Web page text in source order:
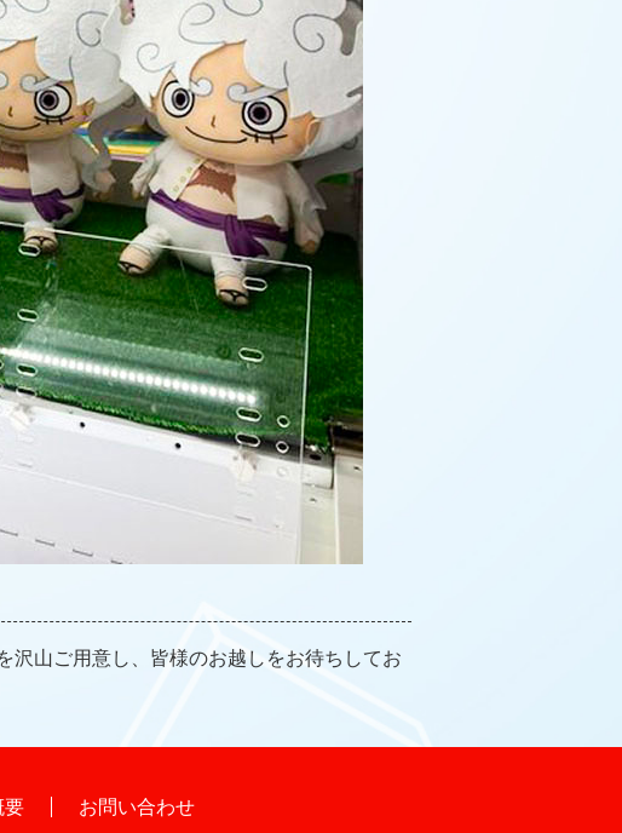
沢山ご用意し、皆様のお越しをお待ちしてお
要 お問い合わせ